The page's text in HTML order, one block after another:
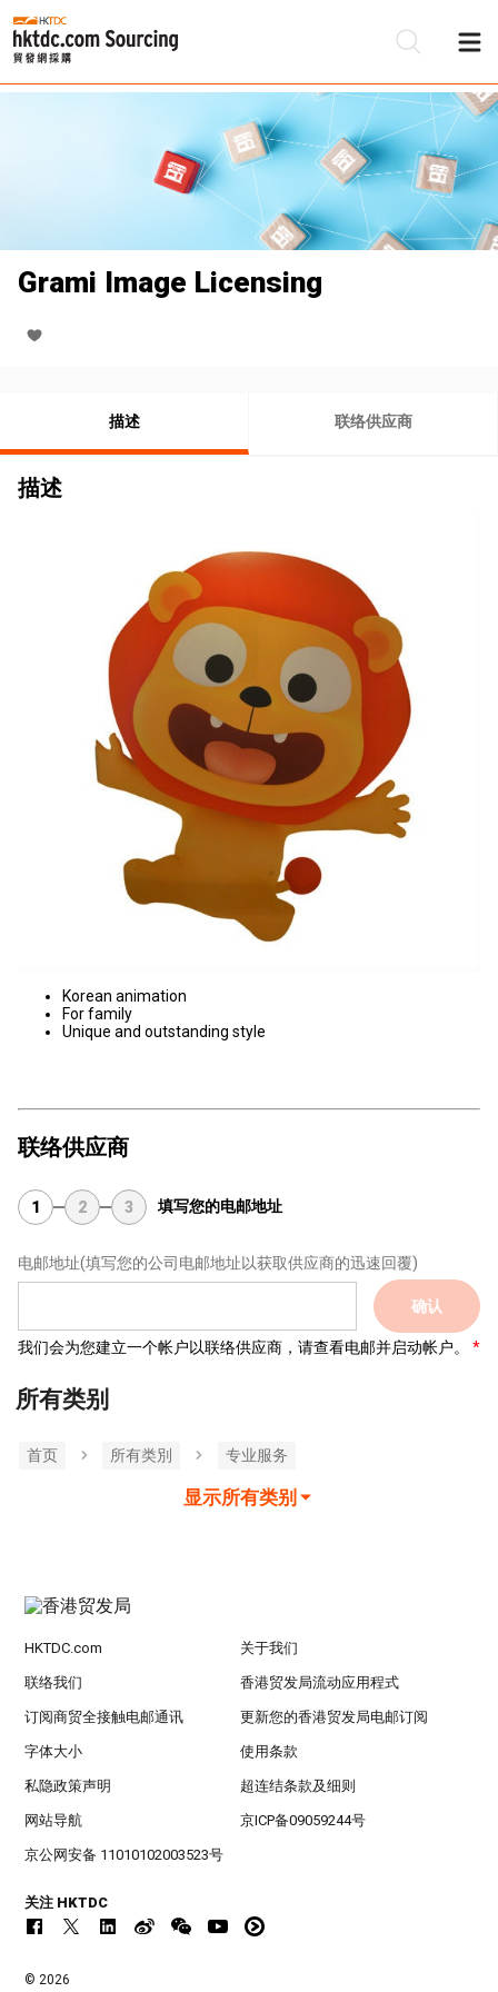
Grami Image Licensing
描述 联络供应商
描述
Korean animation
For family
Unique and outstanding style
联络供应商
1 2 3 填写您的电邮地址
电邮地址(填写您的公司电邮地址以获取供应商的迅速回覆)
确认
我们会为您建立一个帐户以联络供应商，请查看电邮并启动帐户。
所有类别
首页 所有类別 专业服务
显示所有类别
HKTDC.com 关于我们
联络我们 香港贸发局流动应用程式
订阅商贸全接触电邮通讯 更新您的香港贸发局电邮订阅
字体大小 使用条款
私隐政策声明 超连结条款及细则
网站导航 京ICP备09059244号
京公网安备 11010102003523号
关注 HKTDC
© 2026